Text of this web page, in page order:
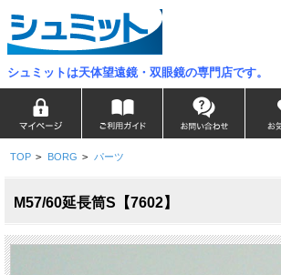
シュミットは天体望遠鏡・双眼鏡の専門店です。
TOP > BORG > パーツ
M57/60延長筒S【7602】